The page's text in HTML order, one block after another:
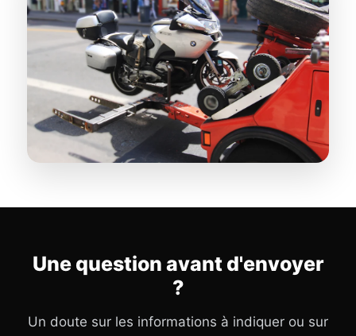
Une question avant d'envoyer
?
Un doute sur les informations à indiquer ou sur